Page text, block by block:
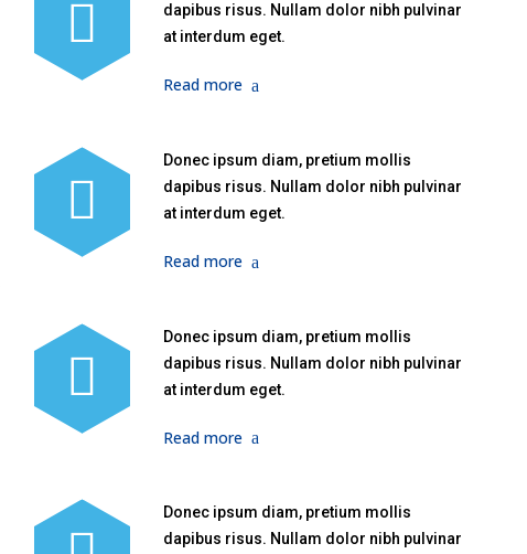
dapibus risus. Nullam dolor nibh pulvinar
at interdum eget.
Read more
Donec ipsum diam, pretium mollis
dapibus risus. Nullam dolor nibh pulvinar
at interdum eget.
Read more
Donec ipsum diam, pretium mollis
dapibus risus. Nullam dolor nibh pulvinar
at interdum eget.
Read more
Donec ipsum diam, pretium mollis
dapibus risus. Nullam dolor nibh pulvinar